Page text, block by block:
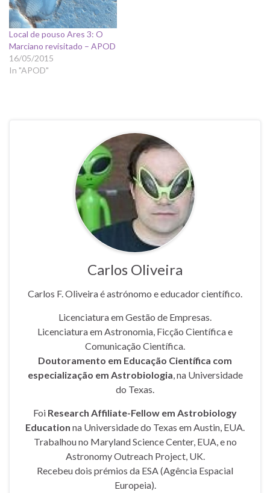
Local de pouso Ares 3: O
Marciano revisitado – APOD
16/05/2015
In "APOD"
Carlos Oliveira
Carlos F. Oliveira é astrónomo e educador científico.
Licenciatura em Gestão de Empresas.
Licenciatura em Astronomia, Ficção Científica e
Comunicação Científica.
Doutoramento em Educação Científica com
especialização em Astrobiologia, na Universidade
do Texas.
Foi Research Affiliate-Fellow em Astrobiology
Education na Universidade do Texas em Austin, EUA.
Trabalhou no Maryland Science Center, EUA, e no
Astronomy Outreach Project, UK.
Recebeu dois prémios da ESA (Agência Espacial
Europeia).